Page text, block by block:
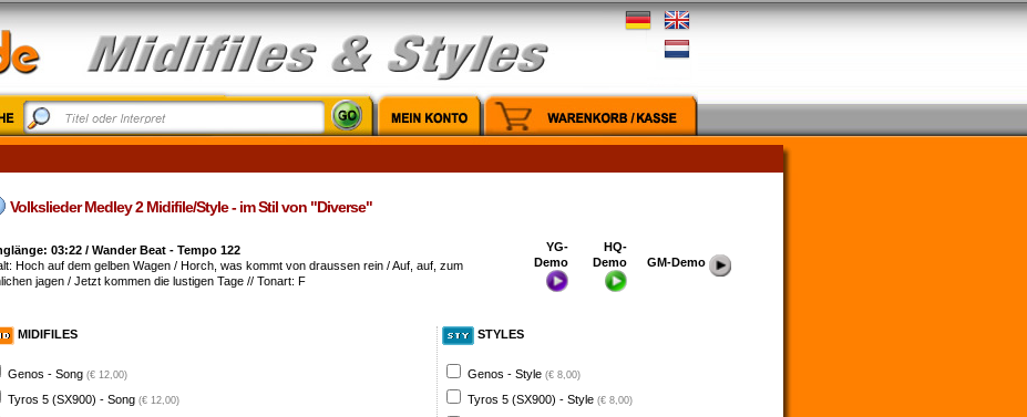
Volkslieder Medley 2 Midifile/Style - im Stil von "Diverse"
03:22 / Wander Beat - Tempo 122
Hoch auf dem gelben Wagen / Horch, was kommt von draussen rein / Auf, auf, zum
jagen / Jetzt kommen die lustigen Tage // Tonart: F
YG-
Demo
HQ-
Demo
GM-Demo
MIDIFILES
Genos - Song (€ 12,00)
Tyros 5 (SX900) - Song (€ 12,00)
STYLES
Genos - Style (€ 8,00)
Tyros 5 (SX900) - Style (€ 8,00)